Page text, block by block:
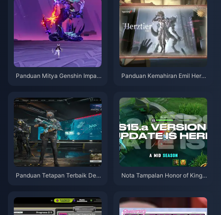
Panduan Mitya Genshin Impac
Panduan Kemahiran Emil Herzt
Panduan Tetapan Terbaik Delt
Nota Tampalan Honor of Kings